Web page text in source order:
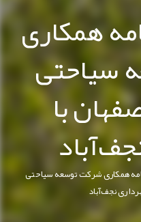
همکاری
با
همکاری شرکت توسعه سیاحتی
نجف‌آباد